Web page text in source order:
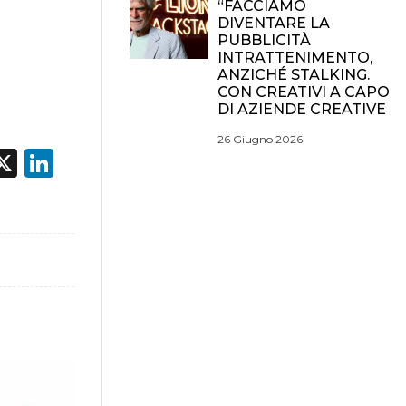
X LinkedIn
“FACCIAMO
DIVENTARE LA
PUBBLICITÀ
INTRATTENIMENTO,
ANZICHÉ STALKING.
CON CREATIVI A CAPO
DI AZIENDE CREATIVE
26 Giugno 2026